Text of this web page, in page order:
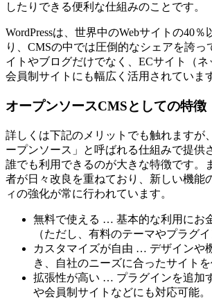
したりできる便利な仕組みのことです。
WordPressは、世界中のWebサイトの40
り、CMSの中では圧倒的なシェアを誇っ
イトやブログだけでなく、ECサイト（
会員制サイトにも幅広く活用されていま
オープンソースCMSとしての特徴
詳しくは下記のメリットでも触れますが
ープンソース」と呼ばれる仕組みで提供
誰でも利用できるのが大きな特徴です。
者が日々改良を重ねており、新しい機能
ィの強化が常に行われています。
無料で使える … 基本的な利用にお
（ただし、有料のテーマやプラグ
カスタマイズが自由 … デザインや
き、自社のニーズに合ったサイトを
拡張性が高い … プラグインを追加
や会員制サイトなどにも対応可能。